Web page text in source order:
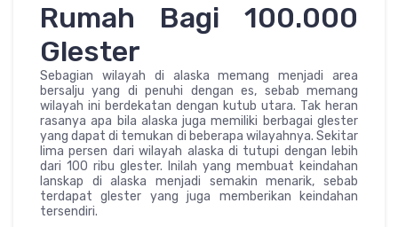
Rumah Bagi 100.000
Glester
Sebagian wilayah di alaska memang menjadi area
bersalju yang di penuhi dengan es, sebab memang
wilayah ini berdekatan dengan kutub utara. Tak heran
rasanya apa bila alaska juga memiliki berbagai glester
yang dapat di temukan di beberapa wilayahnya. Sekitar
lima persen dari wilayah alaska di tutupi dengan lebih
dari 100 ribu glester. Inilah yang membuat keindahan
lanskap di alaska menjadi semakin menarik, sebab
terdapat glester yang juga memberikan keindahan
tersendiri.